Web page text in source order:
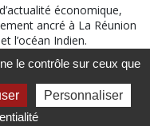
économique,
ancré à La Réunion
l’océan Indien.
Notice légale
Politique de
-CGV-CGU
le contrôle sur ceux que
Personnaliser